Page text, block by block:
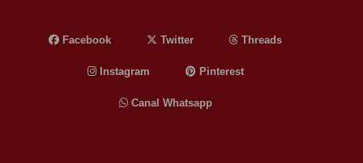
Facebook Twitter Threads
Instagram Pinterest
Canal Whatsapp